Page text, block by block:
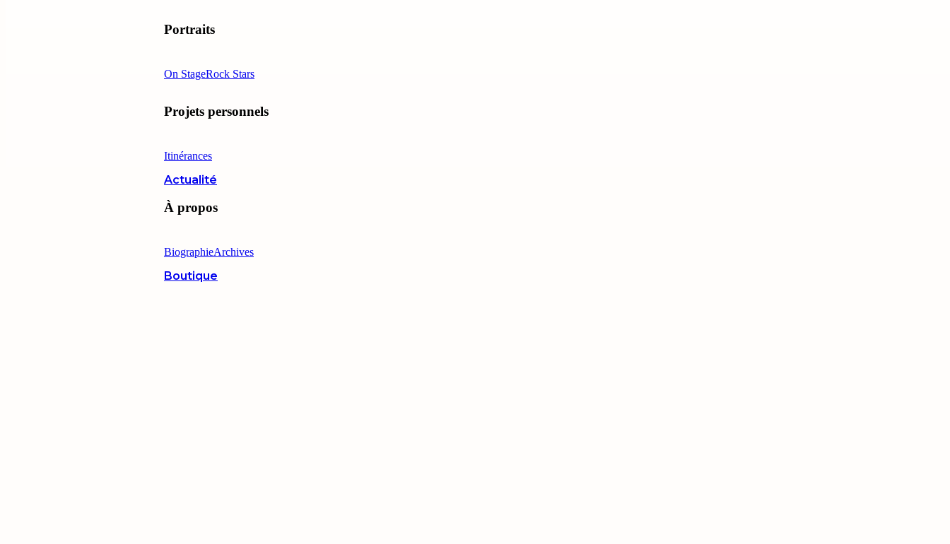
Portraits
On StageRock Stars
Projets personnels
Itinérances
Actualité
À propos
BiographieArchives
Boutique